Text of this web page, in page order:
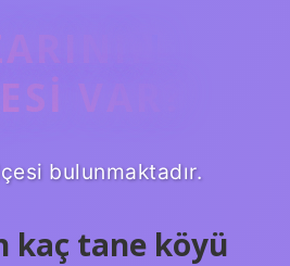
VAR?
bulunmaktadır.
kaç tane köyü